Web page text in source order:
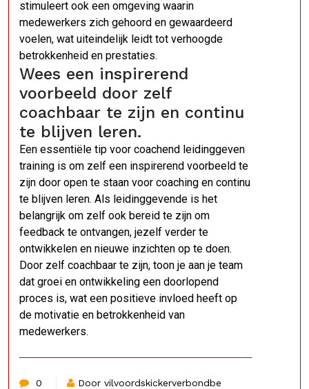
stimuleert ook een omgeving waarin
medewerkers zich gehoord en gewaardeerd
voelen, wat uiteindelijk leidt tot verhoogde
betrokkenheid en prestaties.
Wees een inspirerend
voorbeeld door zelf
coachbaar te zijn en continu
te blijven leren.
Een essentiële tip voor coachend leidinggeven
training is om zelf een inspirerend voorbeeld te
zijn door open te staan voor coaching en continu
te blijven leren. Als leidinggevende is het
belangrijk om zelf ook bereid te zijn om
feedback te ontvangen, jezelf verder te
ontwikkelen en nieuwe inzichten op te doen.
Door zelf coachbaar te zijn, toon je aan je team
dat groei en ontwikkeling een doorlopend
proces is, wat een positieve invloed heeft op
de motivatie en betrokkenheid van
medewerkers.
0 Door vilvoordskickerverbondbe